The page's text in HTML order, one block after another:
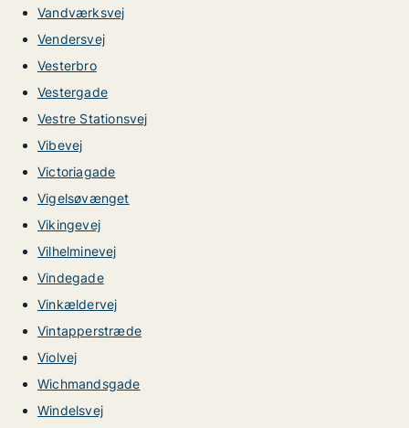
Vandværksvej
Vendersvej
Vesterbro
Vestergade
Vestre Stationsvej
Vibevej
Victoriagade
Vigelsøvænget
Vikingevej
Vilhelminevej
Vindegade
Vinkældervej
Vintapperstræde
Violvej
Wichmandsgade
Windelsvej